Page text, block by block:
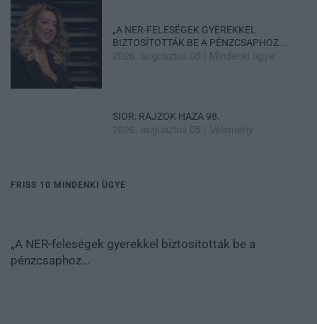
„A NER-FELESÉGEK GYEREKKEL
BIZTOSÍTOTTÁK BE A PÉNZCSAPHOZ...
2026. augusztus 05 Mindenki ügye
SIOR: RAJZOK HAZA 98.
2026. augusztus 05 Vélemény
FRISS 10 MINDENKI ÜGYE
„A NER-feleségek gyerekkel biztosították be a
pénzcsaphoz...